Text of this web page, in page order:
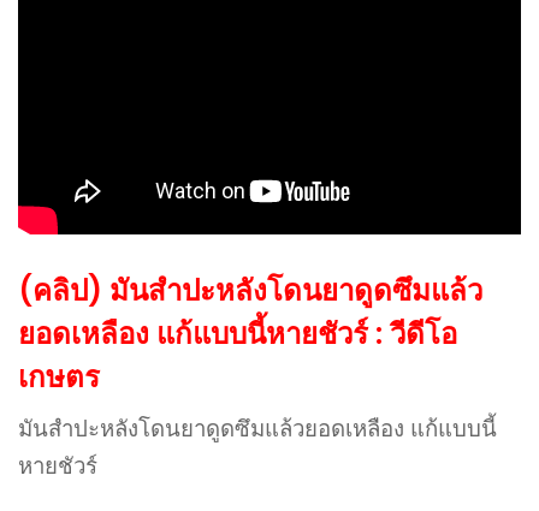
(คลิป) มันสำปะหลังโดนยาดูดซึมแล้ว
ยอดเหลือง แก้แบบนี้หายชัวร์ : วีดีโอ
เกษตร
มันสำปะหลังโดนยาดูดซึมแล้วยอดเหลือง แก้แบบนี้
หายชัวร์